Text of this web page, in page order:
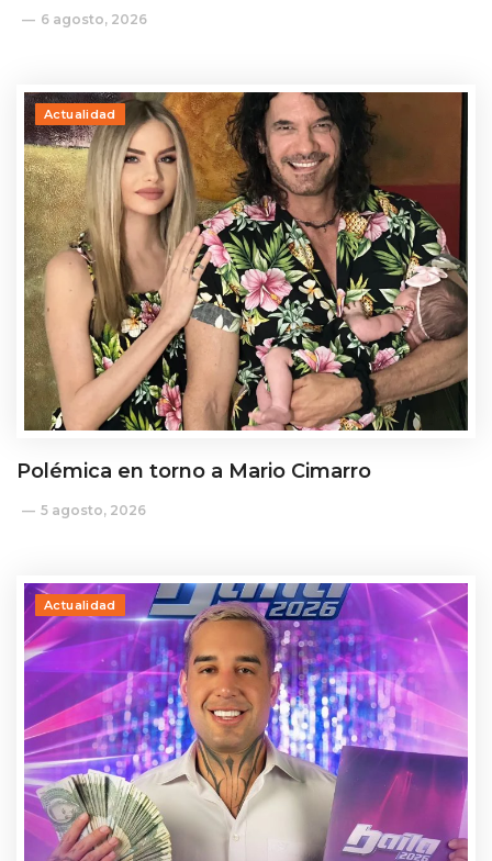
6 agosto, 2026
Actualidad
Polémica en torno a Mario Cimarro
5 agosto, 2026
Actualidad